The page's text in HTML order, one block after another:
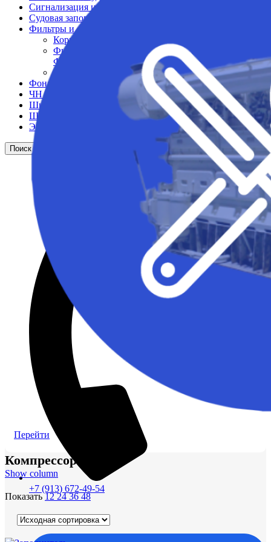
Сигнализация и автоматика
Судовая запорная арматура
Фильтры и фильтроэлементы
Корпусы гидравлических фильтров ФГС
Фильтрующие элементы гидравлических фильтров
ФГС
Фильтры гидравлические ФГС в сборе
Фонари
ЧН 25/34
Шкода 6S-160
Шкода-275
Электродвигатели
Поиск
+7 (913) 672-49-54
Перейти
Компрессоры
Show column
Показать12243648